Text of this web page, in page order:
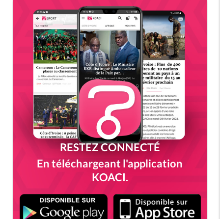
RESTEZ CONNECTÉ
En téléchargeant l'application
KOACI.